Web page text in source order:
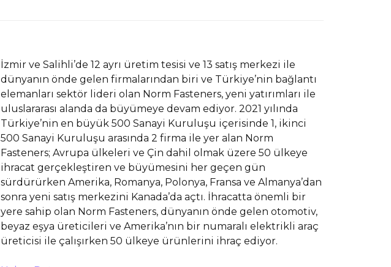
İzmir ve Salihli’de 12 ayrı üretim tesisi ve 13 satış merkezi ile
dünyanın önde gelen firmalarından biri ve Türkiye’nin bağlantı
elemanları sektör lideri olan Norm Fasteners, yeni yatırımları ile
uluslararası alanda da büyümeye devam ediyor. 2021 yılında
Türkiye’nin en büyük 500 Sanayi Kuruluşu içerisinde 1, ikinci
500 Sanayi Kuruluşu arasında 2 firma ile yer alan Norm
Fasteners; Avrupa ülkeleri ve Çin dahil olmak üzere 50 ülkeye
ihracat gerçekleştiren ve büyümesini her geçen gün
sürdürürken Amerika, Romanya, Polonya, Fransa ve Almanya’dan
sonra yeni satış merkezini Kanada’da açtı. İhracatta önemli bir
yere sahip olan Norm Fasteners, dünyanın önde gelen otomotiv,
beyaz eşya üreticileri ve Amerika’nın bir numaralı elektrikli araç
üreticisi ile çalışırken 50 ülkeye ürünlerini ihraç ediyor.